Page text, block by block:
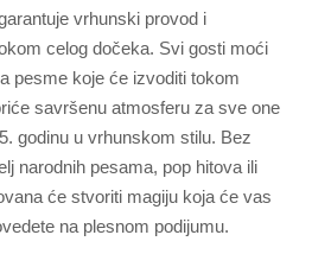
vrhunski provod i
celog dočeka. Svi gosti moći
pesme koje će izvoditi tokom
savršenu atmosferu za sve one
godinu u vrhunskom stilu. Bez
narodnih pesama, pop hitova ili
će stvoriti magiju koja će vas
na plesnom podijumu.